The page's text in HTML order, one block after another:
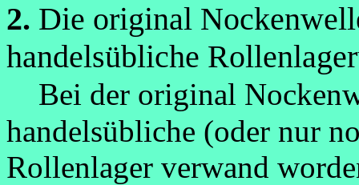
2. Die original
handelsübliche
Bei der original
handelsübliche (oder nur
Rollenlager verwand